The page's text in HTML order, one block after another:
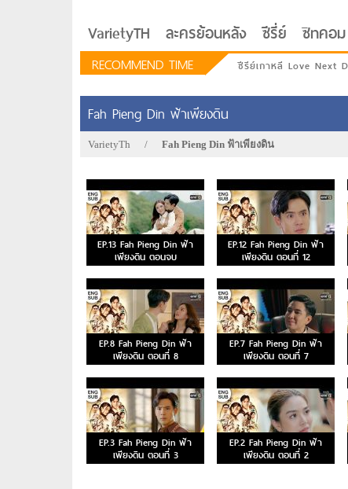
VarietyTH ละครย้อนหลัง ซีรี่ย์ ซิทคอม
RECOMMEND TIME ซีรีย์เกาหลี Love Next
รักอยู่ประตูถัดไป
Fah Pieng Din ฟ้าเพียงดิน
VarietyTh / Fah Pieng Din ฟ้าเพียงดิน
EP.13 Fah Pieng Din ฟ้า
เพียงดิน ตอนจบ
EP.12 Fah Pieng Din ฟ้า
เพียงดิน ตอนที่ 12
EP.8 Fah Pieng Din ฟ้า
เพียงดิน ตอนที่ 8
EP.7 Fah Pieng Din ฟ้า
เพียงดิน ตอนที่ 7
EP.3 Fah Pieng Din ฟ้า
เพียงดิน ตอนที่ 3
EP.2 Fah Pieng Din ฟ้า
เพียงดิน ตอนที่ 2